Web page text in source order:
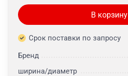
В корзину
Срок поставки по запросу
Бренд
ширина/диаметр